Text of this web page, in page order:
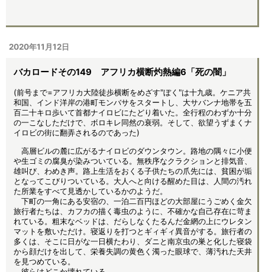
2020年11月12日
バカロードその149 アフリカ横断灼熱編6「死の闇」
(前号まで=アフリカ大陸徒歩横断をめざす"ぼく"は十九歳。ケニア共
和国、インド洋岸の港町モンバサをスタートし、大サバンナ地帯を五
百二十キロ歩いて首都ナイロビにたどり着いた。全行程のわずか十分
の一こなしただけで、ボロキレ同然の衰弱。そして、欲望うずまくナ
イロビの街に翻弄されるのであった)
高層ビルの麓に広がるナイロビのダウンタウン。路地の隅々に小便
や生ゴミの腐臭が染みついている。無秩序なクラクションと排気音、
雄叫び、わめき声。路上生活をおくる子供たちの爪先には、貧困が垢
となってこびりついている。大人へと向ける醒めた目は、人間の汚れ
た所業をすべて見透かしているかのようだ。
下町の一角にある安宿の、一泊二百円ほどの大部屋にうごめく金欠
旅行者たちは、カフカの描く毒虫のように、不確かな自己存在に苛ま
れている。粗末なベッドは、だらしなくたるんだ金網の上にウレタン
マットを敷いただけ。寝返りを打つとギィギィ異音がする。旅行者の
多くは、そこに日がな一日横たわり、ダニと南京虫の巣と化した寝袋
から顔だけを出して、栄養失調の黄色く濁った眼球で、薄汚れた天井
を見つめている。